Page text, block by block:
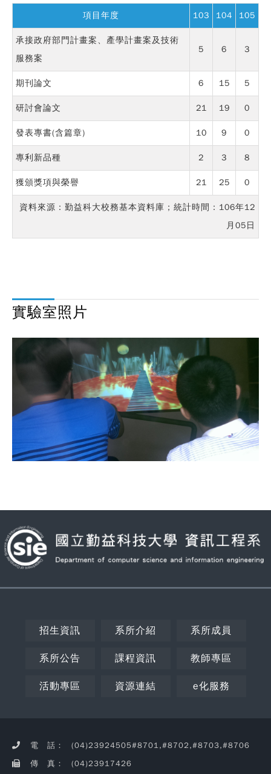
項目年度 103 104 105
承接政府部門計畫案、產學計畫案及技術
服務案
5 6 3
期刊論文 6 15 5
研討會論文 21 19 0
發表專書(含篇章) 10 9 0
專利新品種 2 3 8
獲頒獎項與榮譽 21 25 0
資料來源：勤益科大校務基本資料庫；統計時間：106年12
月05日
實驗室照片
招生資訊 系所介紹 系所成員
系所公告 課程資訊 教師專區
活動專區 資源連結 e化服務
電 話：
(04)23924505#8701,#8702,#8703,#8706
傳 真：
(04)23917426